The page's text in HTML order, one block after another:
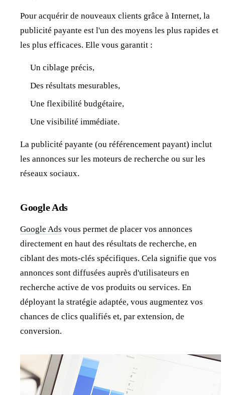
Pour acquérir de nouveaux clients grâce à Internet, la
publicité payante est l'un des moyens les plus rapides et
les plus efficaces. Elle vous garantit :
Un ciblage précis,
Des résultats mesurables,
Une flexibilité budgétaire,
Une visibilité immédiate.
La publicité payante (ou référencement payant) inclut
les annonces sur les moteurs de recherche ou sur les
réseaux sociaux.
Google Ads
Google Ads vous permet de placer vos annonces
directement en haut des résultats de recherche, en
ciblant des mots-clés spécifiques. Cela signifie que vos
annonces sont diffusées auprès d'utilisateurs en
recherche active de vos produits ou services. En
déployant la stratégie adaptée, vous augmentez vos
chances de clics qualifiés et, par extension, de
conversion.